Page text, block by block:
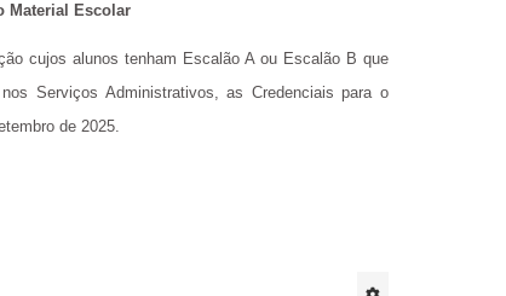
Material Escolar
cujos alunos tenham Escalão A ou Escalão B que
Serviços Administrativos, as Credenciais para o
de 2025.